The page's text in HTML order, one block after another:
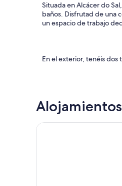
Situada en Alcácer do
baños. Disfrutad de una
un espacio de trabajo
En el exterior, tenéis dos
Quinta de Santa Emilia